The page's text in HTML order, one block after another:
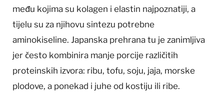
među kojima su kolagen i elastin najpoznatiji, a
tijelu su za njihovu sintezu potrebne
aminokiseline. Japanska prehrana tu je zanimljiva
jer često kombinira manje porcije različitih
proteinskih izvora: ribu, tofu, soju, jaja, morske
plodove, a ponekad i juhe od kostiju ili ribe.